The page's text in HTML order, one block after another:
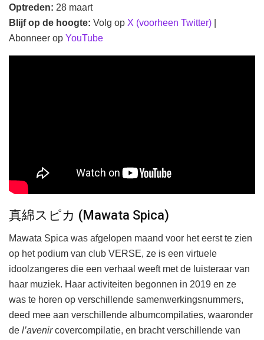
Optreden: 28 maart
Blijf op de hoogte: Volg op X (voorheen Twitter)
Abonneer op YouTube
真綿スピカ (Mawata Spica)
Mawata Spica was afgelopen maand voor het eerst te zien
op het podium van club VERSE, ze is een virtuele
idoolzangeres die een verhaal weeft met de luisteraar van
haar muziek. Haar activiteiten begonnen in 2019 en ze
was te horen op verschillende samenwerkingsnummers,
deed mee aan verschillende albumcompilaties, waaronder
de l’avenircovercompilatie, en bracht verschillende van